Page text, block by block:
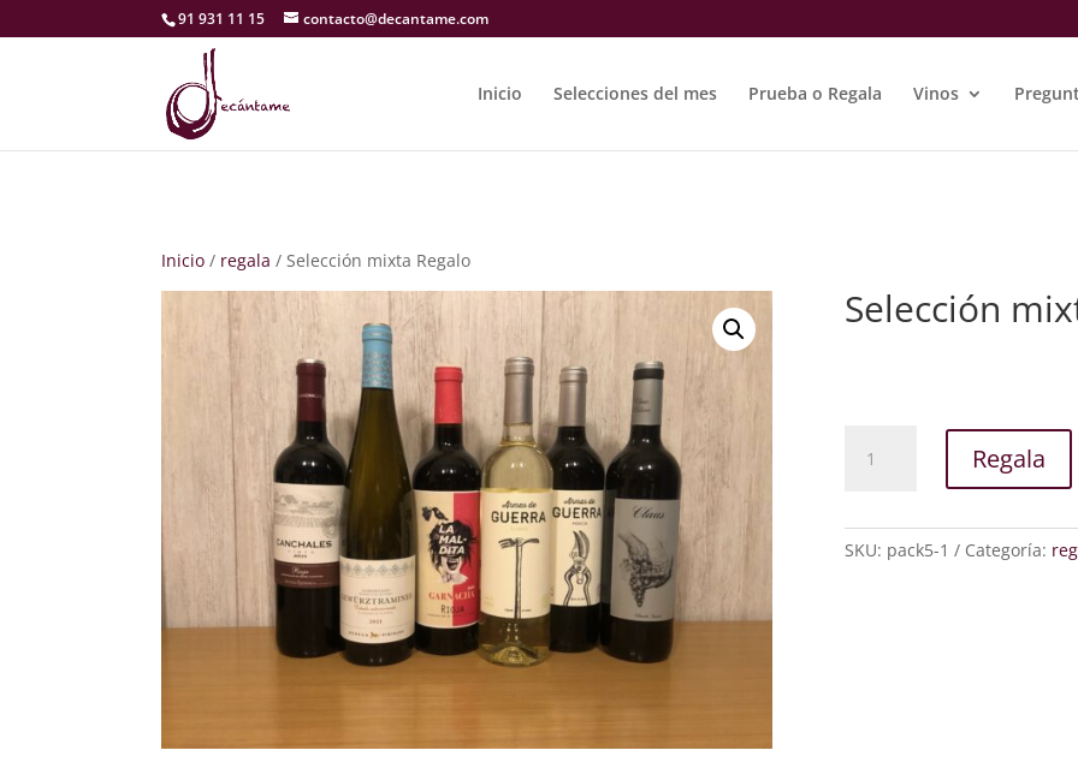
91 931 11 15 contacto@decantame.com
Inicio Selecciones del mes Prueba o Regala Vinos
Inicio / regala / Selección mixta Regalo
Selección
mixta
Regala
SKU: pack5-1 Categoría: